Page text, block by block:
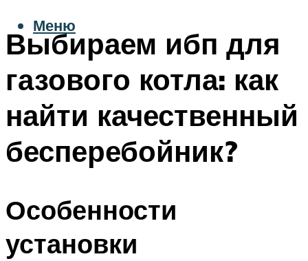
Меню
Выбираем ибп для
газового котла: как
найти качественный
бесперебойник?
Особенности
установки